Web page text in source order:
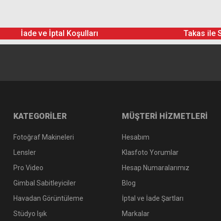
8.424,90 TL
İade ve İptal Koşulları Takas ile
KATEGORİLER
Fotoğraf Makineleri
Lensler
Pro Video
Gimbal Sabitleyiciler
Havadan Görüntüleme
Stüdyo Işık
MÜŞTERİ HİZMETLERİ
Hesabım
Klasfoto Yorumlar
Hesap Numaralarımız
Blog
İptal ve İade Şartları
Markalar